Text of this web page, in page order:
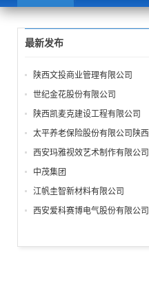
最新发布
陕西文投商业管理有限公司
世纪金花股份有限公司
陕西凯麦克建设工程有限公司
太平养老保险股份有限公司陕西
分公司
西安玛雅视效艺术制作有限公司
中茂集团
江帆圭智新材料有限公司
西安爱科赛博电气股份有限公司